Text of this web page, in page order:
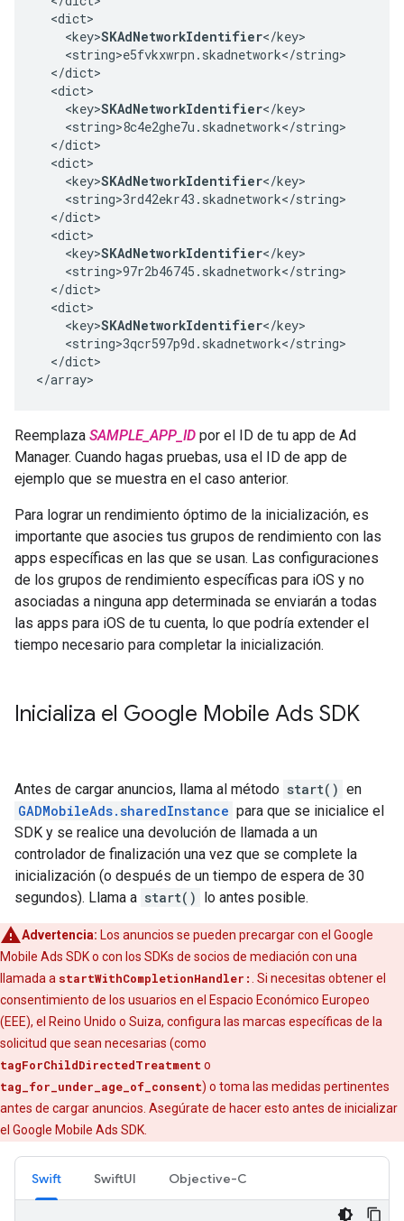
  <dict>
    <key>
SKAdNetworkIdentifier</key>
    <string>e5fvkxwrpn.skadnetwork</string>
  </dict>
  <dict>
    <key>
SKAdNetworkIdentifier</key>
    <string>8c4e2ghe7u.skadnetwork</string>
  </dict>
  <dict>
    <key>
SKAdNetworkIdentifier</key>
    <string>3rd42ekr43.skadnetwork</string>
  </dict>
  <dict>
    <key>
SKAdNetworkIdentifier</key>
    <string>97r2b46745.skadnetwork</string>
  </dict>
  <dict>
    <key>
SKAdNetworkIdentifier</key>
    <string>3qcr597p9d.skadnetwork</string>
  </dict>
</array>
Reemplaza SAMPLE_APP_ID por el ID de tu app de Ad
Manager. Cuando hagas pruebas, usa el ID de app de
ejemplo que se muestra en el caso anterior.
Para lograr un rendimiento óptimo de la inicialización, es
importante que asocies tus grupos de rendimiento con las
apps específicas en las que se usan. Las configuraciones
de los grupos de rendimiento específicas para iOS y no
asociadas a ninguna app determinada se enviarán a todas
las apps para iOS de tu cuenta, lo que podría extender el
tiempo necesario para completar la inicialización.
Inicializa el Google Mobile Ads SDK
Antes de cargar anuncios, llama al método start() en
GADMobileAds.sharedInstance para que se inicialice el
SDK y se realice una devolución de llamada a un
controlador de finalización una vez que se complete la
inicialización (o después de un tiempo de espera de 30
segundos). Llama a start() lo antes posible.
Advertencia: Los anuncios se pueden precargar con el Google
Mobile Ads SDKo con los SDKs de socios de mediación con una
llamada a startWithCompletionHandler: . Si necesitas obtener el
consentimiento de los usuarios en el Espacio Económico Europeo
(EEE), el Reino Unido o Suiza, configura las marcas específicas de la
solicitud que sean necesarias (como
tagForChildDirectedTreatment o
tag_for_under_age_of_consent) o toma las medidas pertinentes
antes de cargar anuncios. Asegúrate de hacer esto antes de inicializar
el Google Mobile Ads SDK
Swift SwiftUI Objective-C